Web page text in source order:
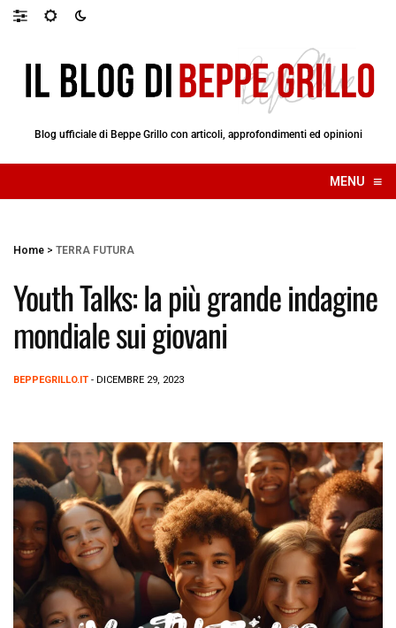
Blog ufficiale di Beppe Grillo con articoli, approfondimenti ed opinioni
MENU ≡
☰
Home > TERRA FUTURA
Youth Talks: la più grande indagine
mondiale sui giovani
BEPPEGRILLO.IT - DICEMBRE 29, 2023